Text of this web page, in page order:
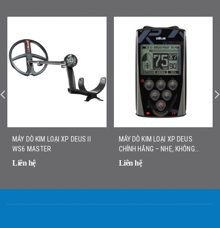
MÁY DÒ KIM LOẠI XP DEUS II
WS6 MASTER
Liên hệ
MÁY DÒ KIM LOẠI XP DEUS
CHÍNH HÃNG – NHẸ, KHÔNG
DÂY, DÒ NHANH CHÍNH XÁC
Liên hệ